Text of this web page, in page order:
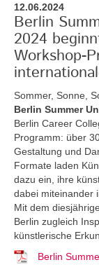
12.06.2024
Berlin
2024
Workshop-
Sommer, Sonne,
Berlin Summer
Berlin Career
Programm: über
Gestaltung und
Formate laden
dazu ein, ihre
dabei miteinander
Mit dem
Berlin zugleich
künstlerische
Berlin